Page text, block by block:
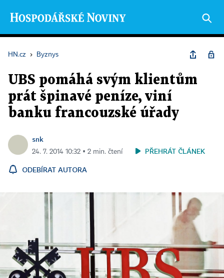
HN.cz › Byznys
UBS pomáhá svým klientům
prát špinavé peníze, viní
banku francouzské úřady
snk
24. 7. 2014 10:32 ▪ 2 min. čtení PŘEHRÁT ČLÁNEK
ODEBÍRAT AUTORA